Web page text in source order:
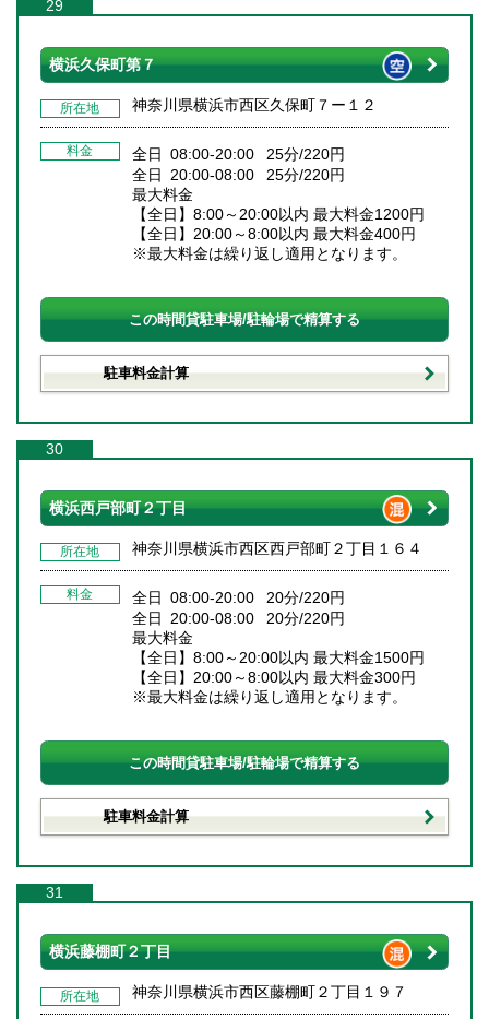
29
横浜久保町第７
所在地 神奈川県横浜市西区久保町７ー１２
料金
全日 08:00-20:00 25分/220円
全日 20:00-08:00 25分/220円
最大料金
【全日】8:00～20:00以内 最大料金1200円
【全日】20:00～8:00以内 最大料金400円
※最大料金は繰り返し適用となります。
この時間貸駐車場/駐輪場で精算する
駐車料金計算
30
横浜西戸部町２丁目
所在地 神奈川県横浜市西区西戸部町２丁目１６４
料金
全日 08:00-20:00 20分/220円
全日 20:00-08:00 20分/220円
最大料金
【全日】8:00～20:00以内 最大料金1500円
【全日】20:00～8:00以内 最大料金300円
※最大料金は繰り返し適用となります。
この時間貸駐車場/駐輪場で精算する
駐車料金計算
31
横浜藤棚町２丁目
所在地 神奈川県横浜市西区藤棚町２丁目１９７